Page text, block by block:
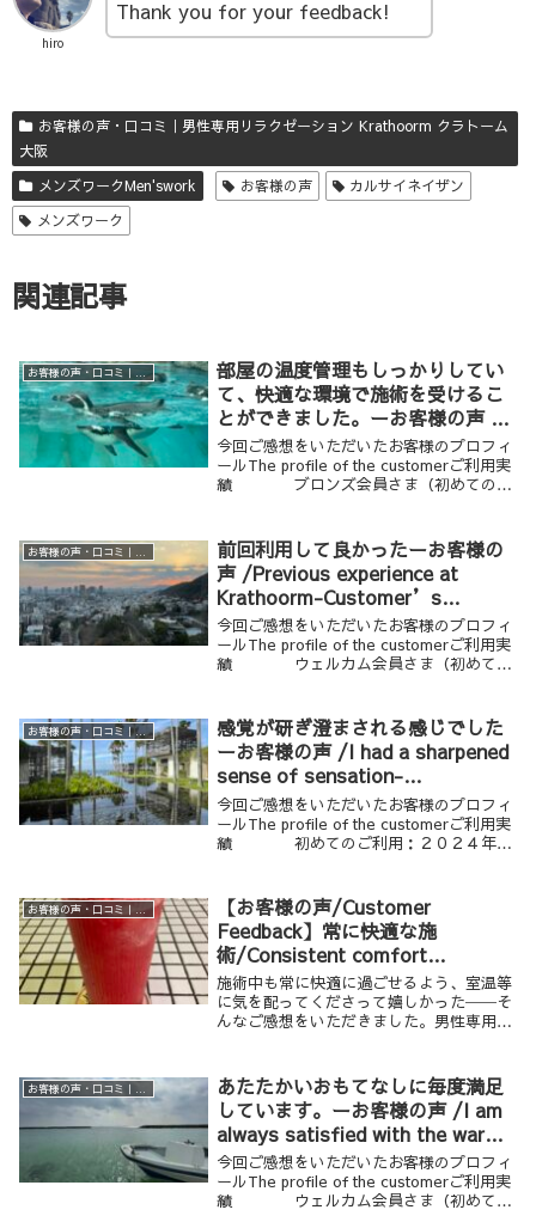
hiro
Thank you for your feedback!
お客様の声・口コミ｜男性専用リラクゼーション Krathoorm クラトーム
大阪
メンズワークMen'swork
お客様の声
カルサイネイザン
メンズワーク
関連記事
部屋の温度管理もしっかりしてい
て、快適な環境で施術を受けるこ
とができました。ーお客様の声 /I
got my session in a cozy
atmosohere, great temperature
condition-Customer’s
今回ご感想をいただいたお客様のプロフィ
ールThe profile of the customerご利用実
績 ブロンズ会員さま（初めてのご
ーク １８０分 （ク...
前回利用して良かったーお客様の
声 /Previous experience at
Krathoorm-Customer’s
Feedback
今回ご感想をいただいたお客様のプロフィ
ールThe profile of the customerご利用実
績 ウェルカム会員さま（初めての
ワーク ９０分 （カ...
お客様の声・口コミ｜男性専用リラクゼーション Krathoorm クラトーム 大阪
感覚が研ぎ澄まされる感じでした
ーお客様の声 /I had a sharpened
sense of sensation-
Customer’s Feedback
今回ご感想をいただいたお客様のプロフィ
ールThe profile of the customerご利用実
績 初めてのご利用：２０２４年年
（メンズスウィート（アロ...
お客様の声・口コミ｜男性専用リラクゼーション Krathoorm クラトーム 大阪
【お客様の声/Customer
Feedback】常に快適な施
術/Consistent comfort
throughout the session.
施術中も常に快適に過ごせるよう、室温等
に気を配ってくださって嬉しかった──そ
んなご感想をいただきました。男性専用の
あたたかいおもてなしに毎度満足
しています。ーお客様の声 /I am
always satisfied with the warm
hospitality.-Customer’s
Feedback
今回ご感想をいただいたお客様のプロフィ
ールThe profile of the customerご利用実
績 ウェルカム会員さま（初めての